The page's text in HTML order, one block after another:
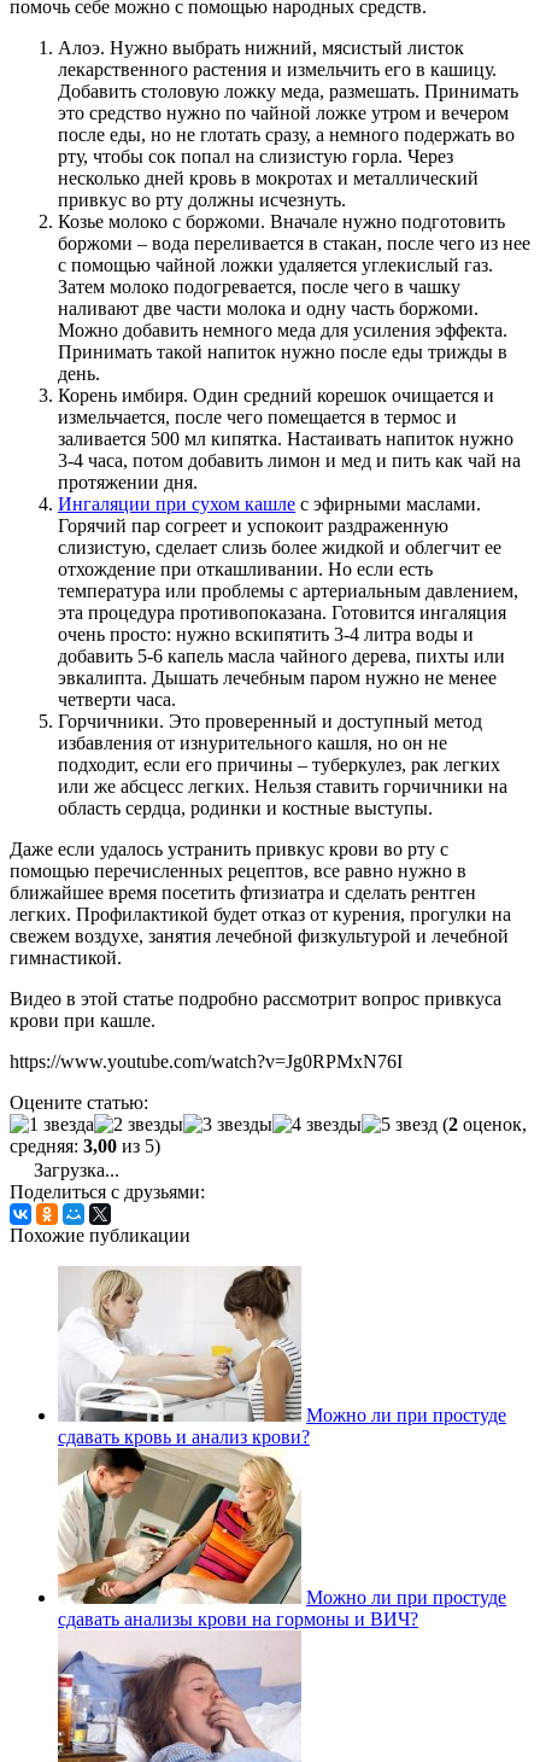
помочь себе можно с помощью народных средств.
Алоэ. Нужно выбрать нижний, мясистый листок
лекарственного растения и измельчить его в кашицу.
Добавить столовую ложку меда, размешать. Принимать
это средство нужно по чайной ложке утром и вечером
после еды, но не глотать сразу, а немного подержать во
рту, чтобы сок попал на слизистую горла. Через
несколько дней кровь в мокротах и металлический
привкус во рту должны исчезнуть.
Козье молоко с боржоми. Вначале нужно подготовить
боржоми – вода переливается в стакан, после чего из нее
с помощью чайной ложки удаляется углекислый газ.
Затем молоко подогревается, после чего в чашку
наливают две части молока и одну часть боржоми.
Можно добавить немного меда для усиления эффекта.
Принимать такой напиток нужно после еды трижды в
день.
Корень имбиря. Один средний корешок очищается и
измельчается, после чего помещается в термос и
заливается 500 мл кипятка. Настаивать напиток нужно
3-4 часа, потом добавить лимон и мед и пить как чай на
протяжении дня.
Ингаляции при сухом кашле с эфирными маслами.
Горячий пар согреет и успокоит раздраженную
слизистую, сделает слизь более жидкой и облегчит ее
отхождение при откашливании. Но если есть
температура или проблемы с артериальным давлением,
эта процедура противопоказана. Готовится ингаляция
очень просто: нужно вскипятить 3-4 литра воды и
добавить 5-6 капель масла чайного дерева, пихты или
эвкалипта. Дышать лечебным паром нужно не менее
четверти часа.
Горчичники. Это проверенный и доступный метод
избавления от изнурительного кашля, но он не
подходит, если его причины – туберкулез, рак легких
или же абсцесс легких. Нельзя ставить горчичники на
область сердца, родинки и костные выступы.
Даже если удалось устранить привкус крови во рту с
помощью перечисленных рецептов, все равно нужно в
ближайшее время посетить фтизиатра и сделать рентген
легких. Профилактикой будет отказ от курения, прогулки на
свежем воздухе, занятия лечебной физкультурой и лечебной
гимнастикой.
Видео в этой статье подробно рассмотрит вопрос привкуса
крови при кашле.
https://www.youtube.com/watch?v=Jg0RPMxN76I
Оцените статью:
(2 оценок,
средняя: 3,00 из 5)
Загрузка...
Поделиться с друзьями:
Похожие публикации
Можно ли при простуде
сдавать кровь и анализ крови?
Можно ли при простуде
сдавать анализы крови на гормоны и ВИЧ?